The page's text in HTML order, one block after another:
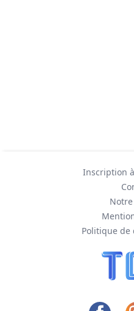
Inscription
Politique